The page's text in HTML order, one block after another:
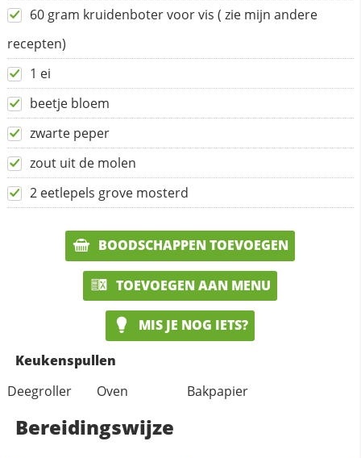
60 gram kruidenboter voor vis ( zie mijn andere
recepten)
1 ei
beetje bloem
zwarte peper
zout uit de molen
2 eetlepels grove mosterd
BOODSCHAPPEN TOEVOEGEN
TOEVOEGEN AAN MENU
MIS JE NOG IETS?
Keukenspullen
Deegroller
Oven Bakpapier
Bereidingswijze